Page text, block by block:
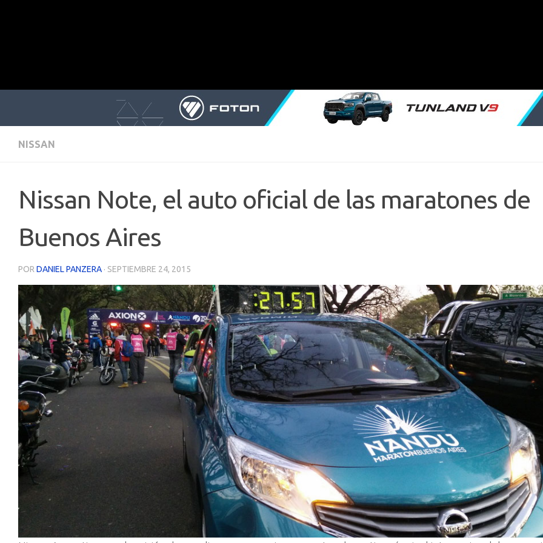
NISSAN
Nissan Note, el auto oficial de las maratones de
Buenos Aires
POR DANIEL PANZERA · SEPTIEMBRE 24, 2015